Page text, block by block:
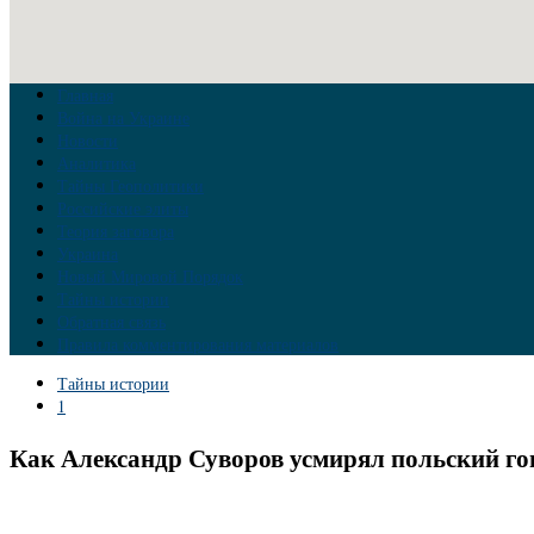
Главная
Война на Украине
Новости
Аналитика
Тайны Геополитики
Российские элиты
Теория заговора
Украина
Новый Мировой Порядок
Тайны истории
Обратная связь
Правила комментирования материалов
Тайны истории
1
Как Александр Суворов усмирял польский